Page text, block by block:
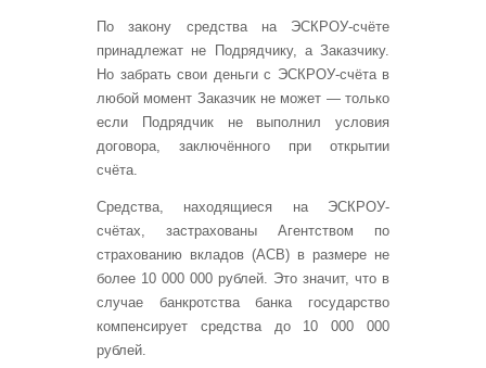
По закону средства на ЭСКРОУ-счёте
принадлежат не Подрядчику, а Заказчику.
Но забрать свои деньги с ЭСКРОУ-счёта в
любой момент Заказчик не может — только
если Подрядчик не выполнил условия
договора, заключённого при открытии
счёта.
Средства, находящиеся на ЭСКРОУ-
счётах, застрахованы Агентством по
страхованию вкладов (АСВ) в размере не
более 10 000 000 рублей. Это значит, что в
случае банкротства банка государство
компенсирует средства до 10 000 000
рублей.